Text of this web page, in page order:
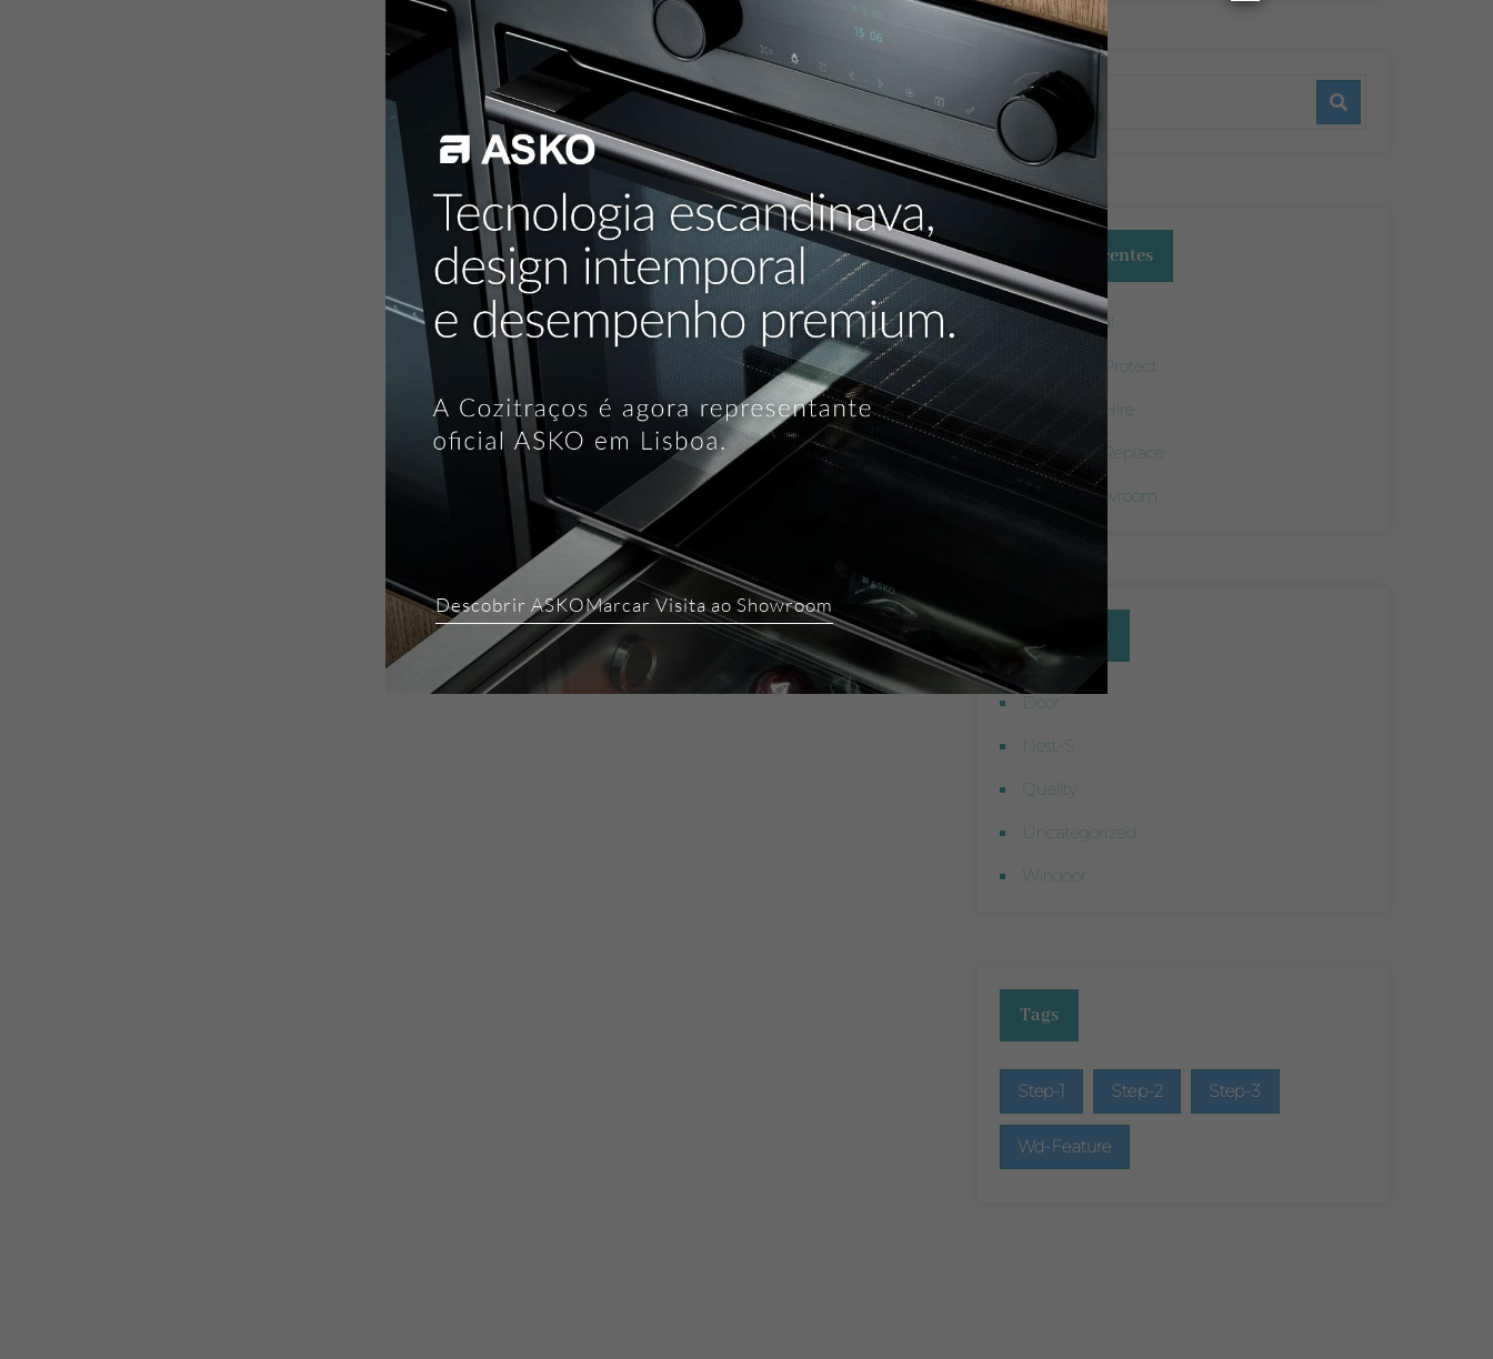
Artigos recentes
Hello World!
I Want To Protect
I Want To Hire
I Want To Replace
Visit A Showroom
Categorias
Door
Nest-S
Quality
Uncategorized
Windoor
Tags
Step-1 Step-2 Step-3
Wd-Feature
Descobrir ASKOMarcar Visita ao Showroom